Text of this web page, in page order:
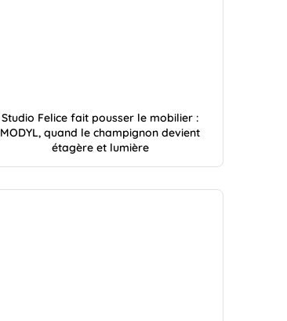
Studio Felice fait pousser le mobilier :
MODYL, quand le champignon devient
étagère et lumière